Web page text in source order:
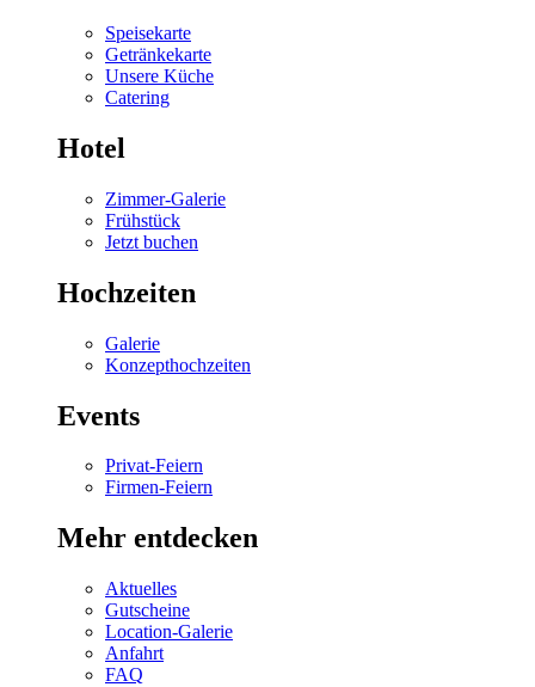
Speisekarte
Getränkekarte
Unsere Küche
Catering
Hotel
Zimmer-Galerie
Frühstück
Jetzt buchen
Hochzeiten
Galerie
Konzepthochzeiten
Events
Privat-Feiern
Firmen-Feiern
Mehr entdecken
Aktuelles
Gutscheine
Location-Galerie
Anfahrt
FAQ